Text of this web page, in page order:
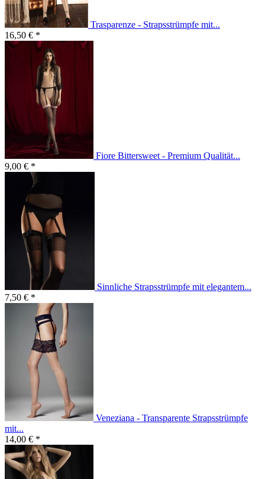
Trasparenze - Strapsstrümpfe mit...
16,50 € *
Fiore Bittersweet - Premium Qualität...
9,00 € *
Sinnliche Strapsstrümpfe mit elegantem...
7,50 € *
Veneziana - Transparente Strapsstrümpfe
mit...
14,00 € *